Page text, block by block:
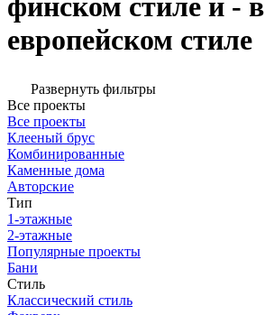
европейском стиле
Развернуть фильтры
Все проекты
Все проекты
Клееный брус
Комбинированные
Каменные дома
Авторские
Тип
1-этажные
2-этажные
Популярные проекты
Бани
Стиль
Классический стиль